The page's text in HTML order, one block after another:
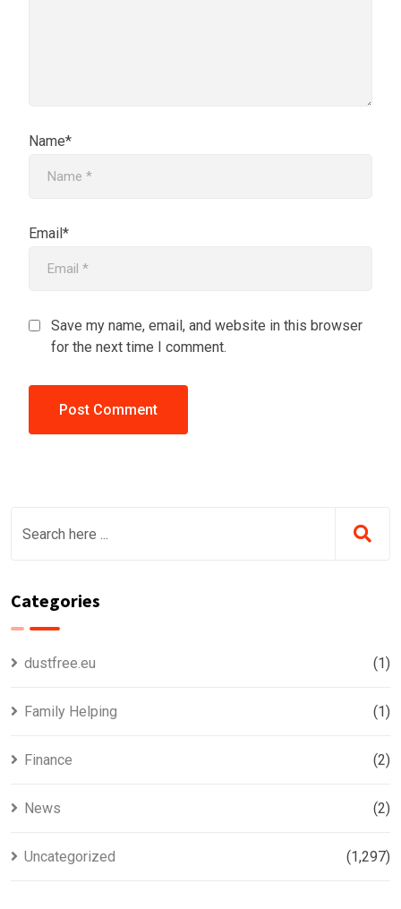
Name*
Email*
Save my name, email, and website in this browser
for the next time I comment.
Categories
dustfree.eu (1)
Family Helping (1)
Finance (2)
News (2)
Uncategorized (1,297)